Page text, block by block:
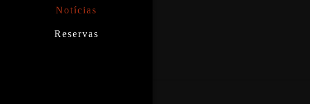
Notícias
Reservas